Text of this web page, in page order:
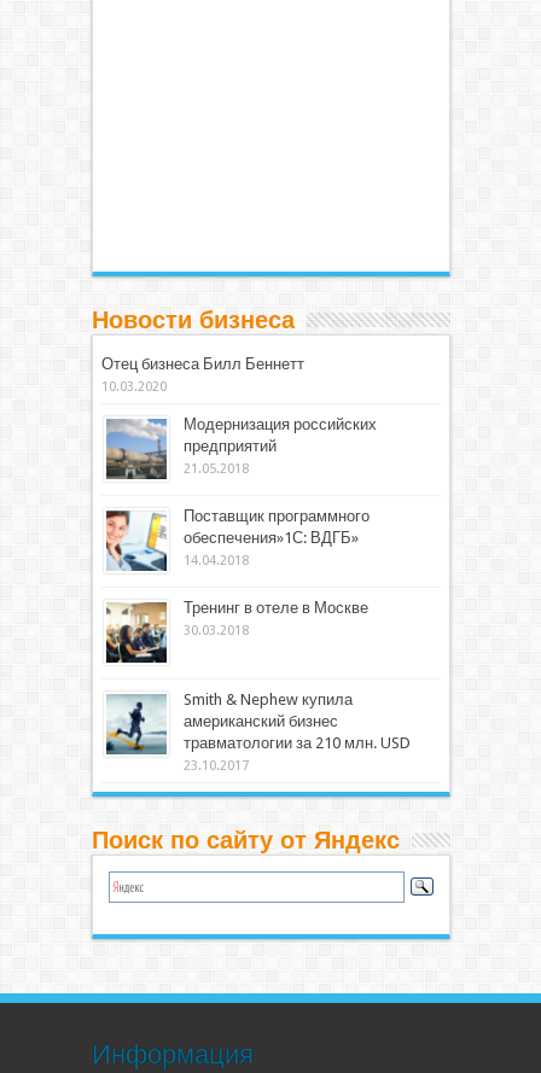
Новости бизнеса
Отец бизнеса Билл Беннетт
10.03.2020
Модернизация российских
предприятий
21.05.2018
Поставщик программного
обеспечения»1С: ВДГБ»
14.04.2018
Тренинг в отеле в Москве
30.03.2018
Smith & Nephew купила
американский бизнес
травматологии за 210 млн. USD
23.10.2017
Поиск по сайту от Яндекс
Информация